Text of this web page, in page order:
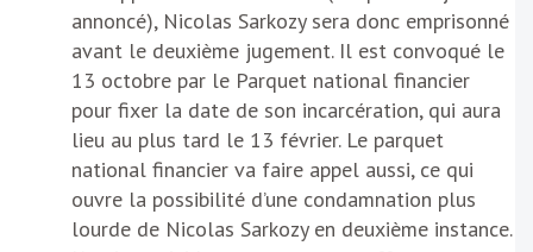
annoncé), Nicolas Sarkozy sera donc emprisonné
avant le deuxième jugement. Il est convoqué le
13 octobre par le Parquet national financier
pour fixer la date de son incarcération, qui aura
lieu au plus tard le 13 février. Le parquet
national financier va faire appel aussi, ce qui
ouvre la possibilité d’une condamnation plus
lourde de Nicolas Sarkozy en deuxième instance.